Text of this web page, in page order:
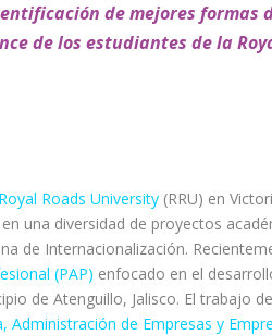
de mejores formas
de los estudiantes de la
Royal Roads University(RRU) en
una diversidad de proyectos
de Internacionalización.
(PAP) enfocado en el
de Atenguillo, Jalisco. El trabajo
, Administración de Empresas y